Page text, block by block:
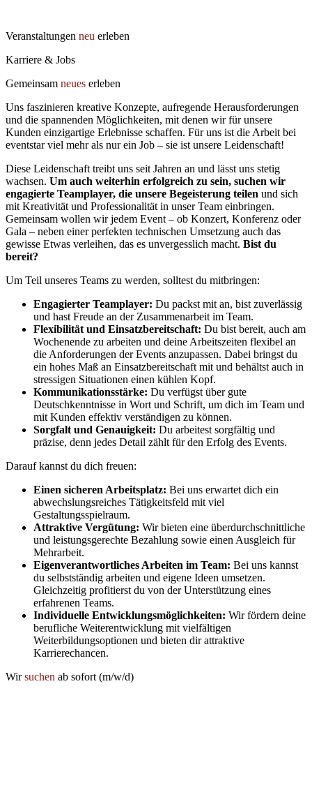
Veranstaltungen neu erleben
Karriere & Jobs
Gemeinsam neues erleben
Uns faszinieren kreative Konzepte, aufregende Herausforderungen
und die spannenden Möglichkeiten, mit denen wir für unsere
Kunden einzigartige Erlebnisse schaffen. Für uns ist die Arbeit bei
eventstar viel mehr als nur ein Job – sie ist unsere Leidenschaft!
Diese Leidenschaft treibt uns seit Jahren an und lässt uns stetig
wachsen. Um auch weiterhin erfolgreich zu sein, suchen wir
engagierte Teamplayer, die unsere Begeisterung teilen und sich
mit Kreativität und Professionalität in unser Team einbringen.
Gemeinsam wollen wir jedem Event – ob Konzert, Konferenz oder
Gala – neben einer perfekten technischen Umsetzung auch das
gewisse Etwas verleihen, das es unvergesslich macht. Bist du
bereit?
Um Teil unseres Teams zu werden, solltest du mitbringen:
Engagierter Teamplayer: Du packst mit an, bist zuverlässig
und hast Freude an der Zusammenarbeit im Team.
Flexibilität und Einsatzbereitschaft: Du bist bereit, auch am
Wochenende zu arbeiten und deine Arbeitszeiten flexibel an
die Anforderungen der Events anzupassen. Dabei bringst du
ein hohes Maß an Einsatzbereitschaft mit und behältst auch in
stressigen Situationen einen kühlen Kopf.
Kommunikationsstärke: Du verfügst über gute
Deutschkenntnisse in Wort und Schrift, um dich im Team und
mit Kunden effektiv verständigen zu können.
Sorgfalt und Genauigkeit: Du arbeitest sorgfältig und
präzise, denn jedes Detail zählt für den Erfolg des Events.
Darauf kannst du dich freuen:
Einen sicheren Arbeitsplatz: Bei uns erwartet dich ein
abwechslungsreiches Tätigkeitsfeld mit viel
Gestaltungsspielraum.
Attraktive Vergütung: Wir bieten eine überdurchschnittliche
und leistungsgerechte Bezahlung sowie einen Ausgleich für
Mehrarbeit.
Eigenverantwortliches Arbeiten im Team: Bei uns kannst
du selbstständig arbeiten und eigene Ideen umsetzen.
Gleichzeitig profitierst du von der Unterstützung eines
erfahrenen Teams.
Individuelle Entwicklungsmöglichkeiten: Wir fördern deine
berufliche Weiterentwicklung mit vielfältigen
Weiterbildungsoptionen und bieten dir attraktive
Karrierechancen.
Wirsuchen ab sofort (m/w/d)